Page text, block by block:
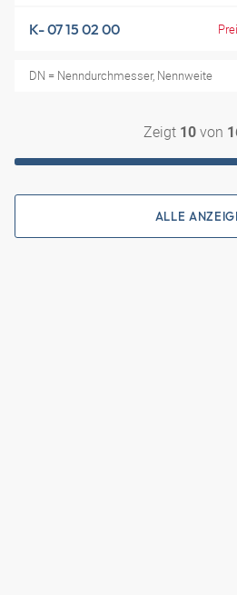
K- 07 15 02 00
DN = Nenndurchmesser, Nennweite
Zeigt 10 von
ALLE